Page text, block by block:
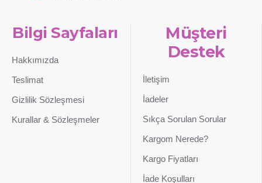
Bilgi Sayfaları
Hakkımızda
Teslimat
Gizlilik Sözleşmesi
Kurallar & Sözleşmeler
Müşteri
Destek
İletişim
İadeler
Sıkça Sorulan Sorular
Kargom Nerede?
Kargo Fiyatları
İade Koşulları